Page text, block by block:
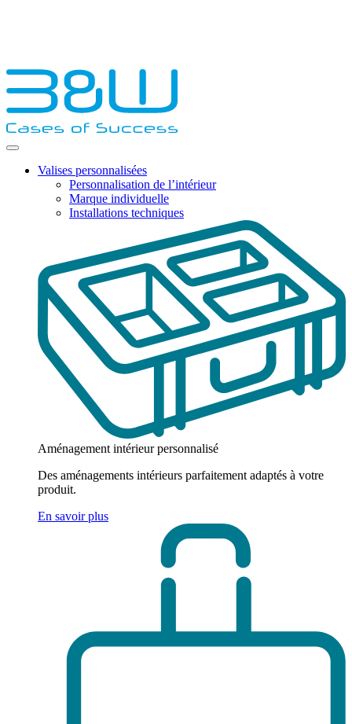
Valises personnalisées
Personnalisation de l’intérieur
Marque individuelle
Installations techniques
Aménagement intérieur personnalisé
Des aménagements intérieurs parfaitement adaptés à votre
produit.
En savoir plus